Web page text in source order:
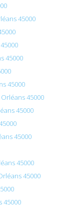
45000
45000
45000
45000
45000
45000
45000
45000
45000